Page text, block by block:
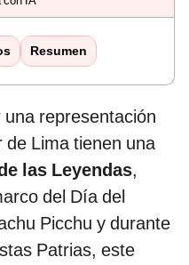
Resumen
representación
de Lima tienen una
las Leyendas,
del Día del
Picchu y durante
Patrias, este